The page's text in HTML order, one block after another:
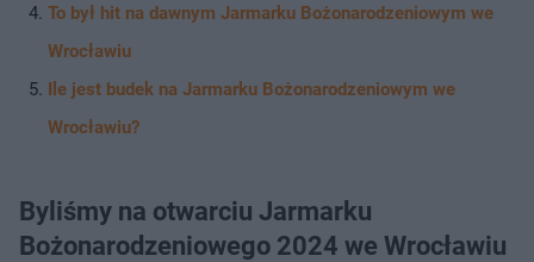
To był hit na dawnym Jarmarku Bożonarodzeniowym we
Wrocławiu
Ile jest budek na Jarmarku Bożonarodzeniowym we
Wrocławiu?
Byliśmy na otwarciu Jarmarku
Bożonarodzeniowego 2024 we Wrocławiu